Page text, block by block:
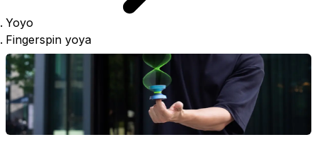
Yoyo
Fingerspin yoya
Fingerspin yoya